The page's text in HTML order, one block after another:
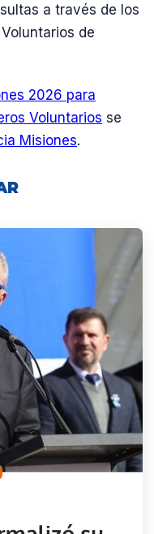
a través de los
de
2026 para
Voluntarios se
Misiones.